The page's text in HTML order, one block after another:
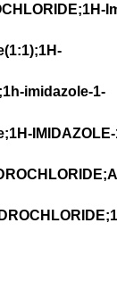
imidazole-1-
IMIDAZOLE-